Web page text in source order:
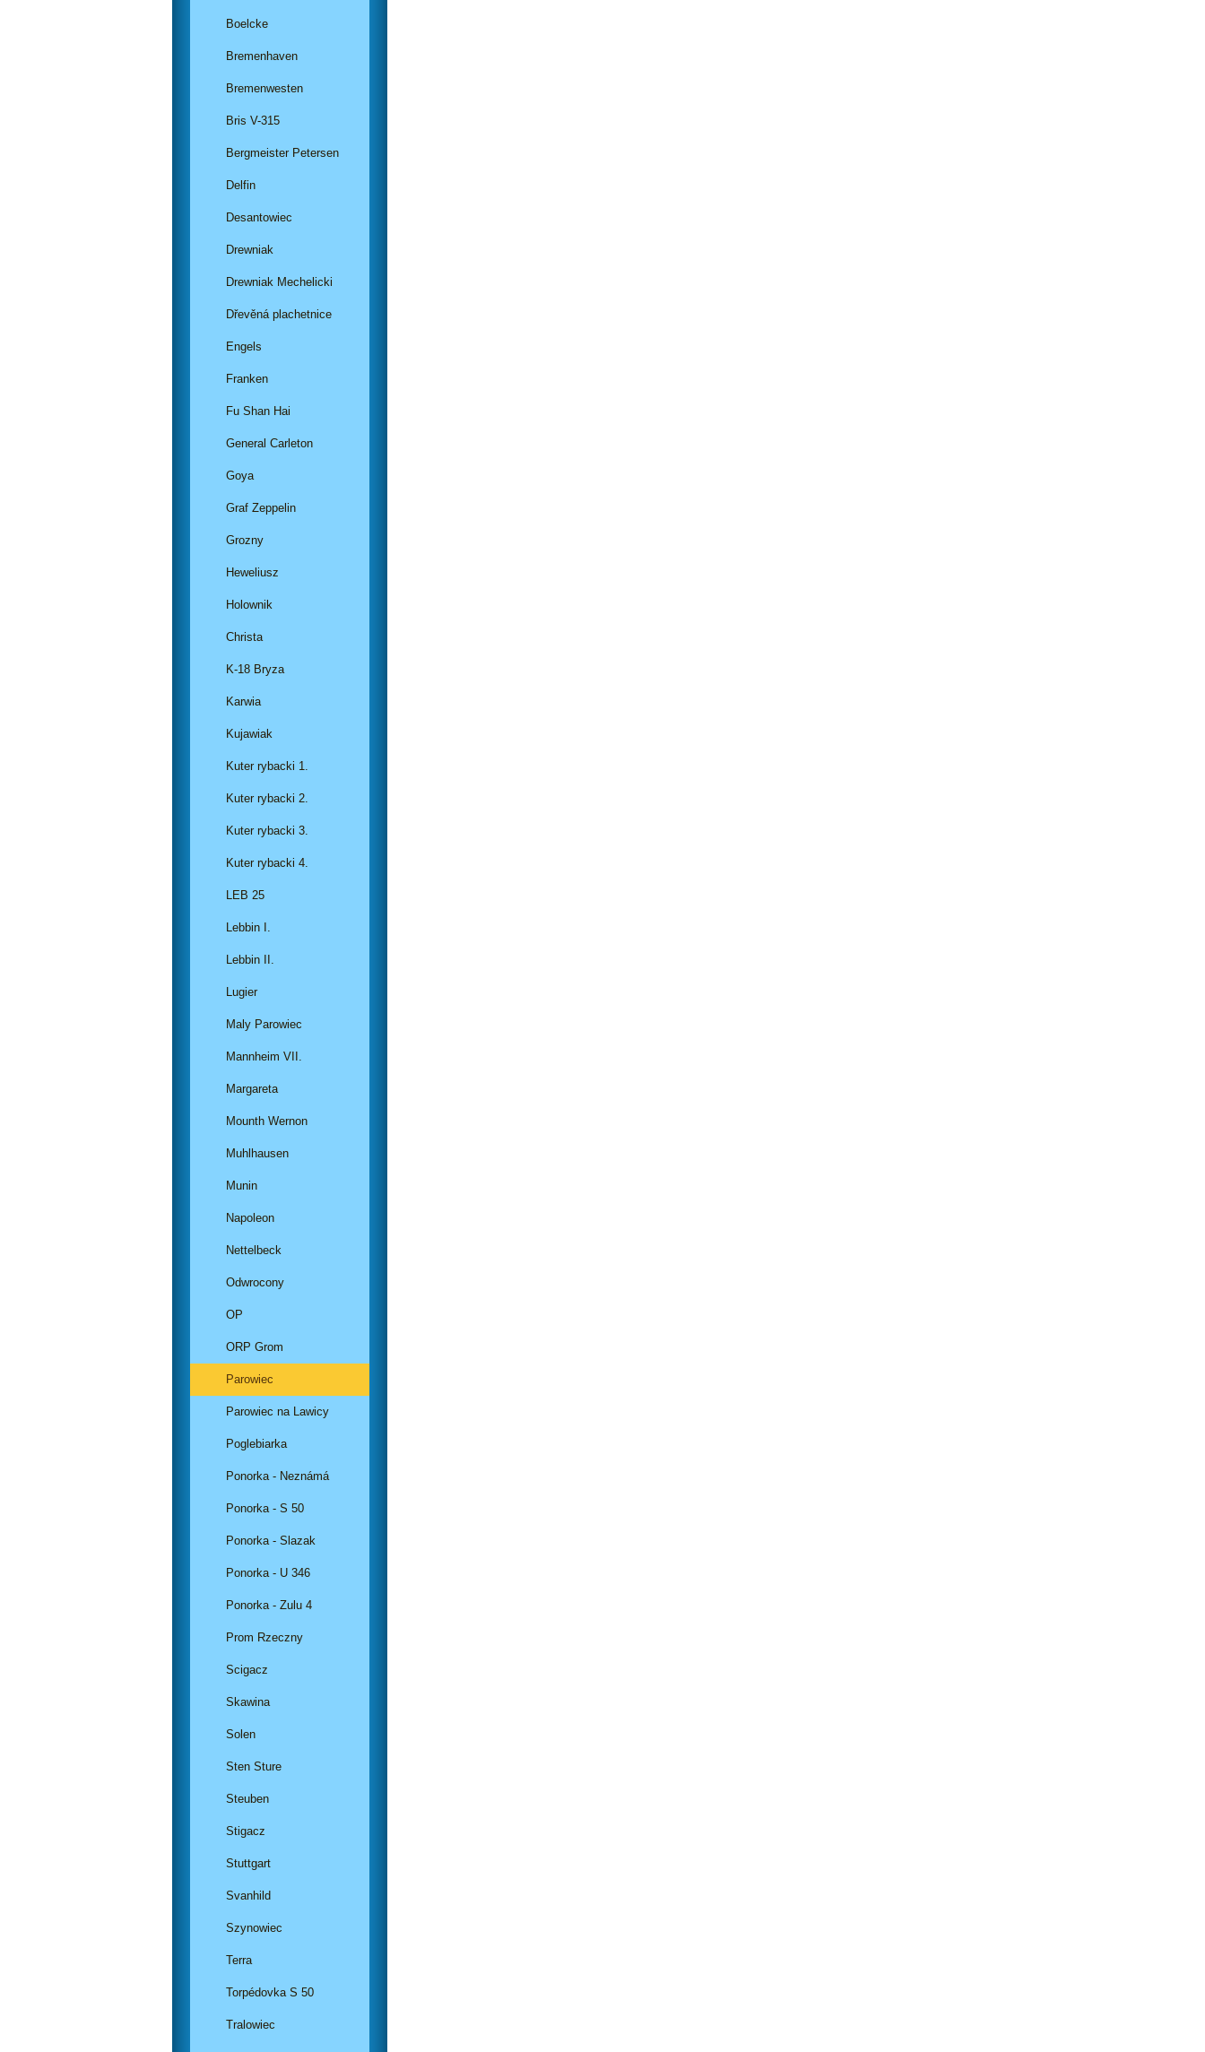
Boelcke
Bremenhaven
Bremenwesten
Bris V-315
Bergmeister Petersen
Delfin
Desantowiec
Drewniak
Drewniak Mechelicki
Dřevěná plachetnice
Engels
Franken
Fu Shan Hai
General Carleton
Goya
Graf Zeppelin
Grozny
Heweliusz
Holownik
Christa
K-18 Bryza
Karwia
Kujawiak
Kuter rybacki 1.
Kuter rybacki 2.
Kuter rybacki 3.
Kuter rybacki 4.
LEB 25
Lebbin I.
Lebbin II.
Lugier
Maly Parowiec
Mannheim VII.
Margareta
Mounth Wernon
Muhlhausen
Munin
Napoleon
Nettelbeck
Odwrocony
OP
ORP Grom
Parowiec
Parowiec na Lawicy
Poglebiarka
Ponorka - Neznámá
Ponorka - S 50
Ponorka - Slazak
Ponorka - U 346
Ponorka - Zulu 4
Prom Rzeczny
Scigacz
Skawina
Solen
Sten Sture
Steuben
Stigacz
Stuttgart
Svanhild
Szynowiec
Terra
Torpédovka S 50
Tralowiec